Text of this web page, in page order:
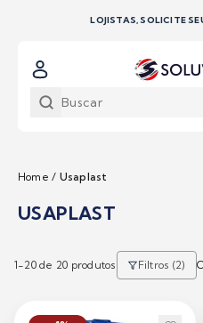
LOJISTAS, SOLICITE
Home / Usaplast
USAPLAST
1-20de 20 produtos Filtros (2)